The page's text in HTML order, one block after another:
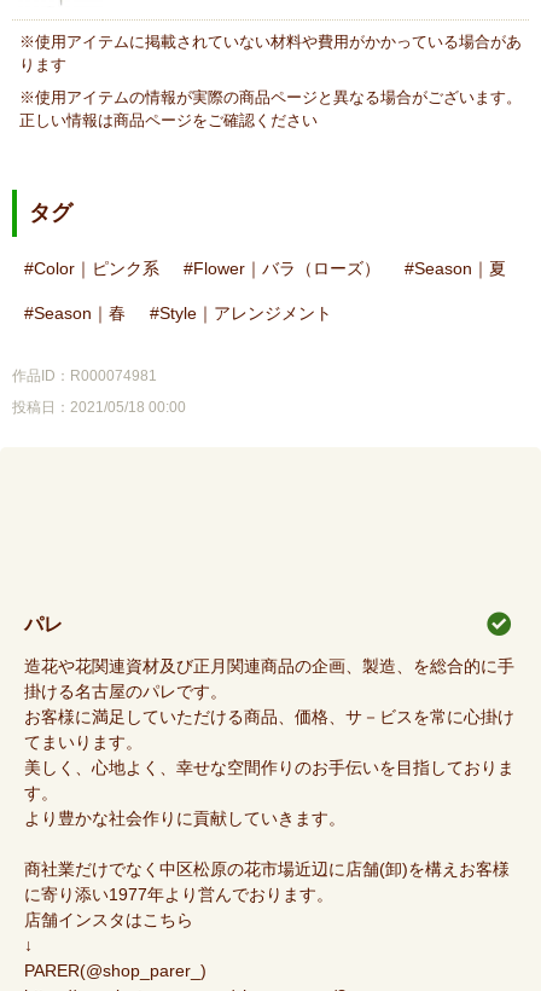
※使用アイテムに掲載されていない材料や費用がかかっている場合があ
ります
※使用アイテムの情報が実際の商品ページと異なる場合がございます。
正しい情報は商品ページをご確認ください
タグ
Color｜ピンク系 Flower｜バラ（ローズ） Season｜夏
Season｜春 Style｜アレンジメント
作品ID：R000074981
投稿日：2021/05/18 00:00
パレ
造花や花関連資材及び正月関連商品の企画、製造、を総合的に手
掛ける名古屋のパレです。
お客様に満足していただける商品、価格、サ－ビスを常に心掛け
てまいります。
美しく、心地よく、幸せな空間作りのお手伝いを目指しておりま
す。
より豊かな社会作りに貢献していきます。
商社業だけでなく中区松原の花市場近辺に店舗(卸)を構えお客様
に寄り添い1977年より営んでおります。
店舗インスタはこちら
↓
PARER(@shop_parer_)